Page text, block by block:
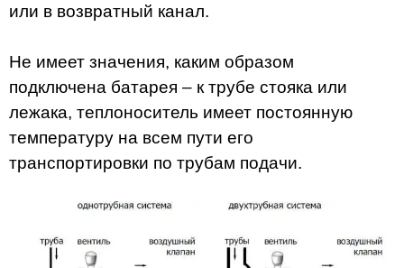
или в возвратный канал.
Не имеет значения, каким образом
подключена батарея – к трубе стояка или
лежака, теплоноситель имеет постоянную
температуру на всем пути его
транспортировки по трубам подачи.